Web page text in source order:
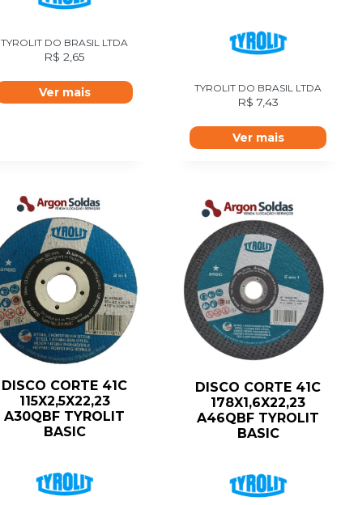
TYROLIT DO BRASIL LTDA
R$ 2,65
Ver mais TYROLIT DO BRASIL LTDA
R$ 7,43
Ver mais
DISCO CORTE 41C
115X2,5X22,23
A30QBF TYROLIT
BASIC
DISCO CORTE 41C
178X1,6X22,23
A46QBF TYROLIT
BASIC